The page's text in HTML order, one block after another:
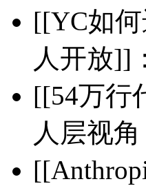
[[YC如
人开放]]
[[54万行
人层视